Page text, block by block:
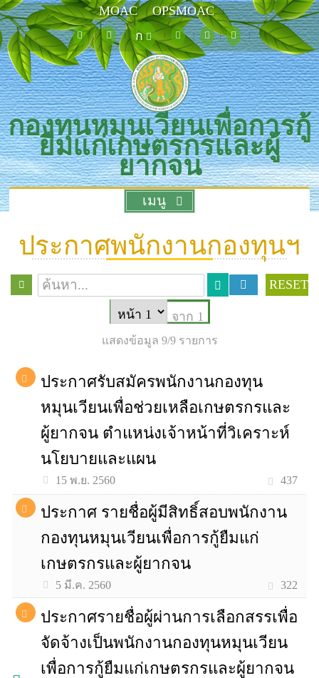
MOAC
OPSMOAC
ก
กองทุนหมุนเวียนเพื่อการกู้
ยืมแก่เกษตรกรและผู้
ยากจน
เมนู
ประกาศพนักงานกองทุนฯ
RESET
จาก 1
แสดงข้อมูล 9/9 รายการ
ประกาศรับสมัครพนักงานกองทุน
หมุนเวียนเพื่อช่วยเหลือเกษตรกรและ
ผู้ยากจน ตำแหน่งเจ้าหน้าที่วิเคราะห์
นโยบายและแผน
15 พ.ย. 2560 437
ประกาศ รายชื่อผู้มีสิทธิ์สอบพนักงาน
กองทุนหมุนเวียนเพื่อการกู้ยืมแก่
เกษตรกรและผู้ยากจน
5 มี.ค. 2560 322
ประกาศรายชื่อผู้ผ่านการเลือกสรรเพื่อ
จัดจ้างเป็นพนักงานกองทุนหมุนเวียน
เพื่อการกู้ยืมแก่เกษตรกรและผู้ยากจน